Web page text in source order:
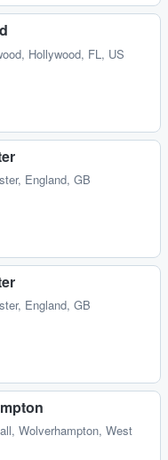
, Hollywood, FL, US
England, GB
England, GB
, Wolverhampton, West